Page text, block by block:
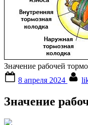
Значение рабочей
on
8 апреля 2024
Значение